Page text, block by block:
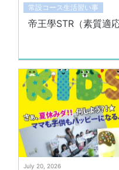
常設コース生活習い事
帝王學STR（素質適応
July 20, 2026